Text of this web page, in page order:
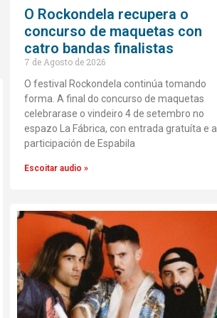
O Rockondela recupera o
concurso de maquetas con
catro bandas finalistas
7 de Agosto de 2026
O festival Rockondela continúa tomando
forma. A final do concurso de maquetas
celebrarase o vindeiro 4 de setembro no
espazo La Fábrica, con entrada gratuíta e a
participación de Espabila
Escoitar audio »